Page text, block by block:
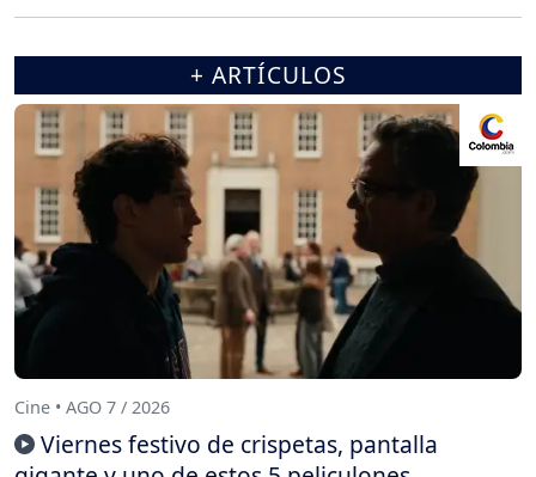
+ ARTÍCULOS
Cine • AGO 7 / 2026
Viernes festivo de crispetas, pantalla